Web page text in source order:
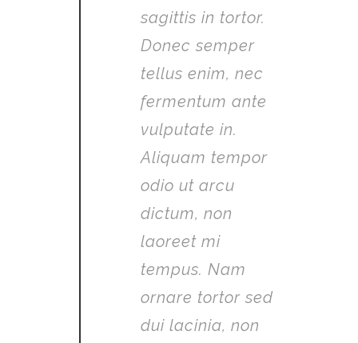
sagittis in tortor.
Donec semper
tellus enim, nec
fermentum ante
vulputate in.
Aliquam tempor
odio ut arcu
dictum, non
laoreet mi
tempus. Nam
ornare tortor sed
dui lacinia, non